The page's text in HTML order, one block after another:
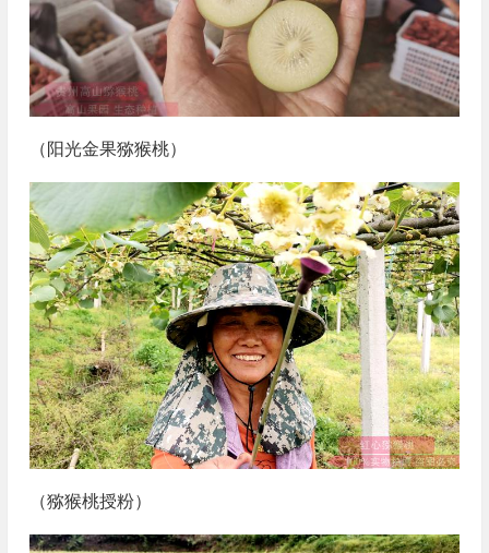
（阳光金果猕猴桃）
（猕猴桃授粉）